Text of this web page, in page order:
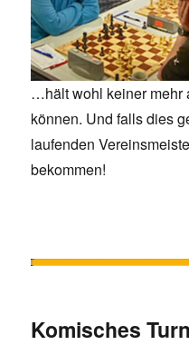
…hält wohl keiner mehr
können. Und falls dies
laufenden
bekommen!
Komisches